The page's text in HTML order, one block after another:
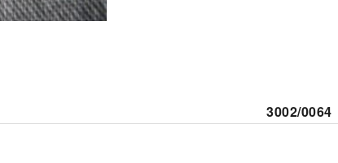
3002/0064